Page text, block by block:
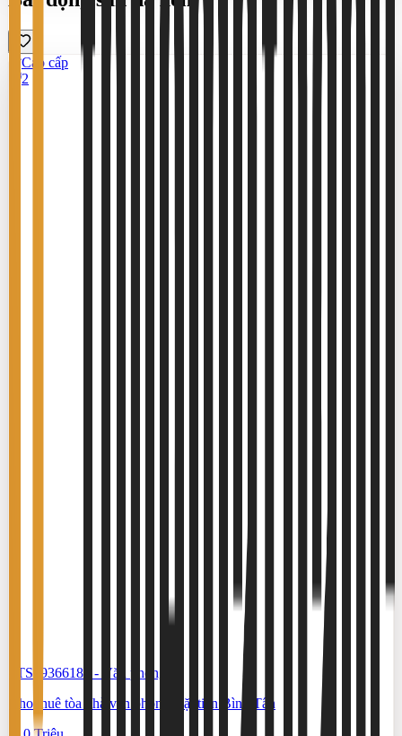
Cao cấp
2
#TS19366183 -
Văn phòng
Cho thuê tòa nhà văn phòng mặt tiền Bình Tân